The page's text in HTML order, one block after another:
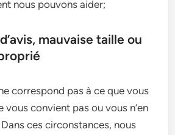
nous pouvons aider;
mauvaise taille ou
correspond pas à ce que vous
vous convient pas ou vous n’en
ces circonstances, nous